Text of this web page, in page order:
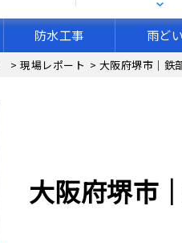
防水工事 雨ど
> 現場レポート > 大阪府堺市｜鉄
大阪府堺市